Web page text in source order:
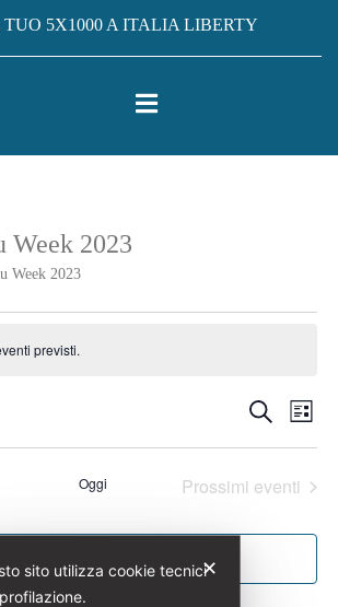
5X1000 A ITALIA LIBERTY
Week 2023
Week 2023
previsti.
Eventi
e
viste
Cerca
Lista
Oggi Prossimi eventi
Iscriviti al calendario ✕
sito utilizza cookie tecnici